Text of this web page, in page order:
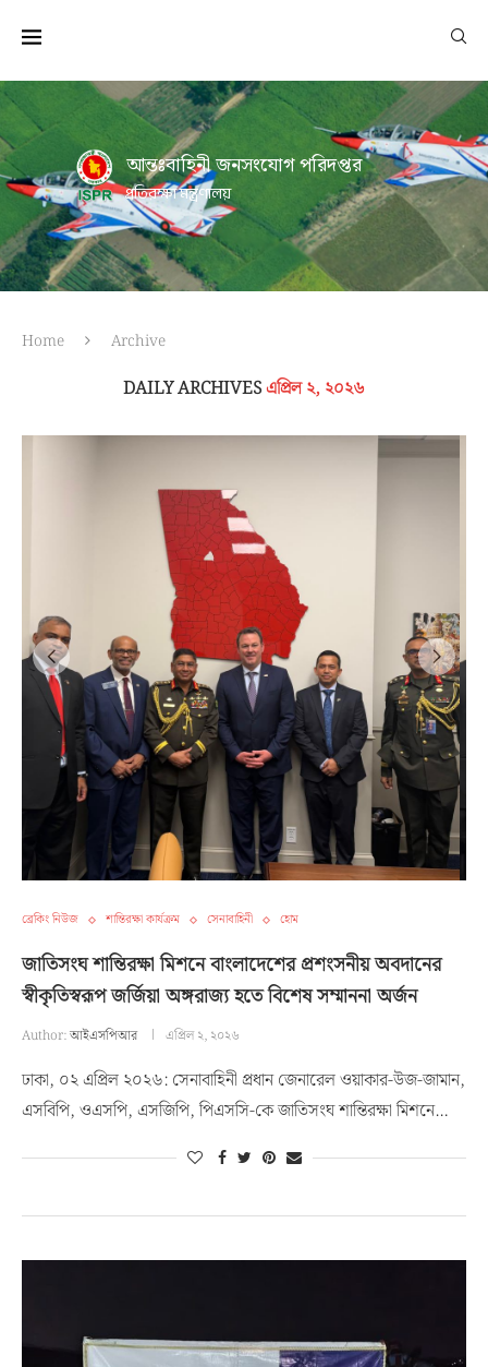
আন্তঃবাহিনী জনসংযোগ পরিদপ্তর
প্রতিরক্ষা মন্ত্রণালয়
Home Archive
DAILY ARCHIVESএপ্রিল ২, ২০২৬
ব্রেকিং নিউজ শান্তিরক্ষা কার্যক্রম সেনাবাহিনী হোম
জাতিসংঘ শান্তিরক্ষা মিশনে বাংলাদেশের প্রশংসনীয় অবদানের
স্বীকৃতিস্বরূপ জর্জিয়া অঙ্গরাজ্য হতে বিশেষ সম্মাননা অর্জন
Author:আইএসপিআর এপ্রিল ২, ২০২৬
ঢাকা, ০২ এপ্রিল ২০২৬: সেনাবাহিনী প্রধান জেনারেল ওয়াকার-উজ-জামান,
এসবিপি, ওএসপি, এসজিপি, পিএসসি-কে জাতিসংঘ শান্তিরক্ষা মিশনে…